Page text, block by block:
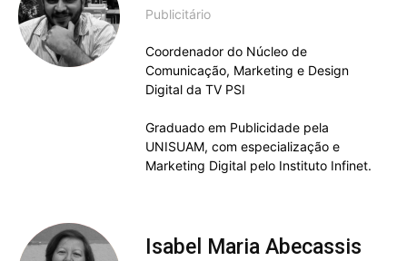
Publicitário
Coordenador do Núcleo de
Comunicação, Marketing e Design
Digital da TV PSI
Graduado em Publicidade pela
UNISUAM, com especialização e
Marketing Digital pelo Instituto Infinet.
Isabel Maria Abecassis